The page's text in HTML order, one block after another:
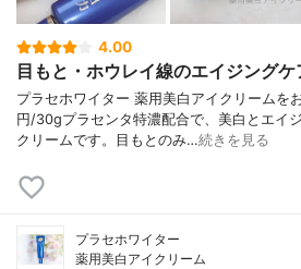
4.00
目もと・ホウレイ線のエイジングケ
プラセホワイター 薬用美白アイクリームを
円/30gプラセンタ特濃配合で、美白とエイ
クリームです。目もとのみ…続きを見る
プラセホワイター
薬用美白アイクリーム